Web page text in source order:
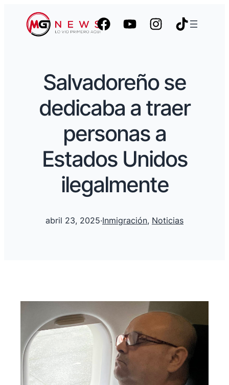
Salvadoreño se
dedicaba a traer
personas a
Estados Unidos
ilegalmente
abril 23, 2025·Inmigración, Noticias